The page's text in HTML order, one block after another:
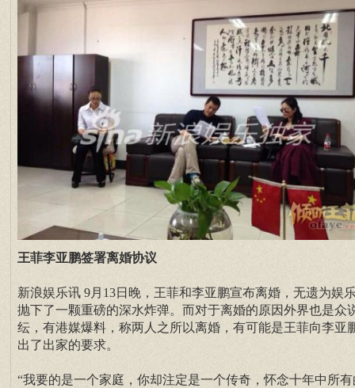
王菲李亚鹏签署离婚协议
新浪娱乐讯 9月13日晚，王菲和李亚鹏宣布离婚，无遗为娱
抛下了一颗重磅的深水炸弹。而对于离婚的原因外界也是众
纭，有港媒爆料，称两人之所以离婚，有可能是王菲向李亚
出了出家的要求。
“我要的是一个家庭，你却注定是一个传奇，怀念十年中所有